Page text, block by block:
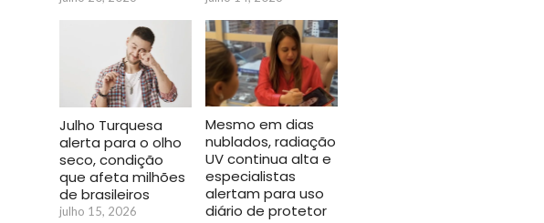
Julho Turquesa
alerta para o olho
seco, condição
que afeta milhões
de brasileiros
julho 15, 2026
Mesmo em dias
nublados, radiação
UV continua alta e
especialistas
alertam para uso
diário de protetor